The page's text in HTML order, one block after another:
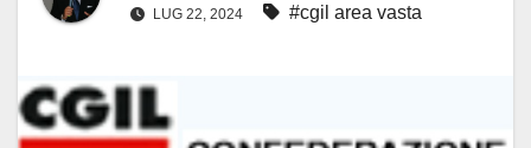
LUG 22, 2024 #cgil area vasta